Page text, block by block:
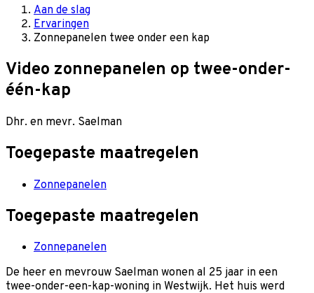
Aan de slag
Ervaringen
Zonnepanelen twee onder een kap
Video zonnepanelen op twee-onder-
één-kap
Dhr. en mevr. Saelman
Toegepaste maatregelen
Zonnepanelen
Toegepaste maatregelen
Zonnepanelen
De heer en mevrouw Saelman wonen al 25 jaar in een
twee-onder-een-kap-woning in Westwijk. Het huis werd